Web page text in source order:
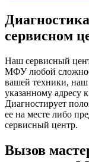
сервисном
Наш сервисный
МФУ любой
вашей техники, наш
указанному
Диагностирует
ее на месте либо
сервисный центр.
Вызов